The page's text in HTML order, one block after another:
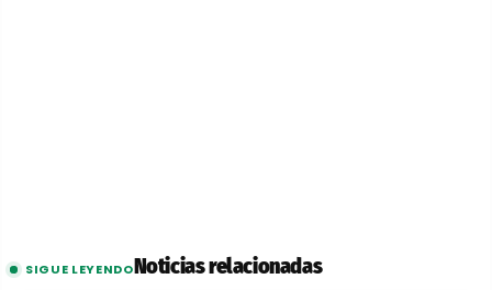
SIGUE LEYENDONoticias relacionadas